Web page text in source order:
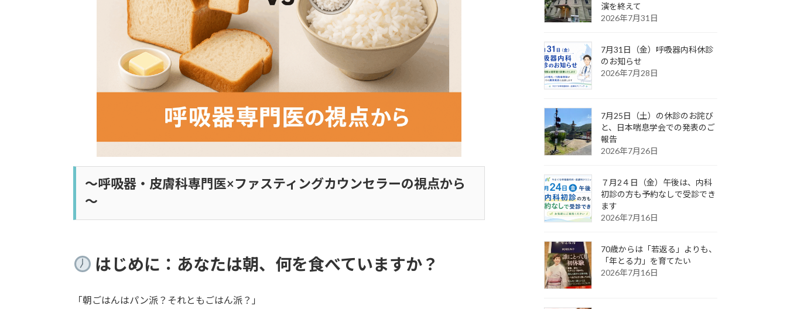
～呼吸器・皮膚科専門医×ファスティングカウンセラーの視点から
～
はじめに：あなたは朝、何を食べていますか？
「朝ごはんはパン派？それともごはん派？」
演を終えて
2026年7月31日
7月31日（金）呼吸器内科休診
のお知らせ
2026年7月28日
7月25日（土）の休診のお詫び
と、日本喘息学会での発表のご
報告
2026年7月26日
７月2４日（金）午後は、内科
初診の方も予約なしで受診でき
ます
2026年7月16日
70歳からは「若返る」よりも、
「年とる力」を育てたい
2026年7月16日